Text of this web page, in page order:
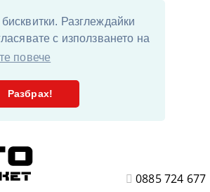
Разглеждайки
с използването на
повече
Разбрах!
0885 724 677